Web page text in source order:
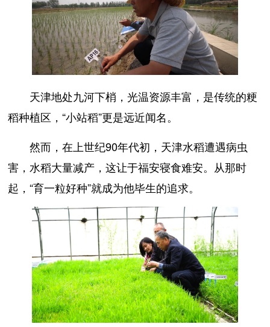
天津地处九河下梢，光温资源丰富，是传统的粳
稻种植区，“小站稻”更是远近闻名。
然而，在上世纪90年代初，天津水稻遭遇病虫
害，水稻大量减产，这让于福安寝食难安。从那时
起，“育一粒好种”就成为他毕生的追求。